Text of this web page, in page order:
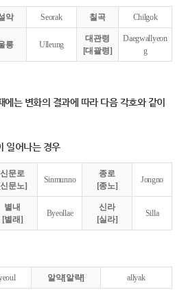
악 Seorak 칠곡 Chilgok
릉 Ulleung
대관령
[대괄령]
Daegwallyeon
g
에는 변화의 결과에 따라 다음 각호와 같이
일어나는 경우
신문로
[신문노]
Sinmunno
종로
[종노]
Jongno
별내
[별래]
Byeollae
신라
[실라]
Silla
알약[알략] allyak